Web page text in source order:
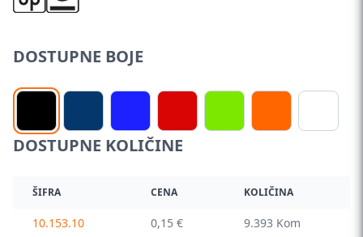
DOSTUPNE BOJE
DOSTUPNE KOLIČINE
ŠIFRA CENA KOLIČINA
10.153.10 0,15 € 9.393 Kom